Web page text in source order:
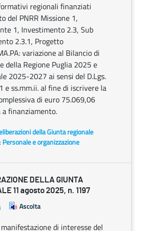
regionali finanziati
del PNRR Missione 1,
1, Investimento 2.3, Sub
2.3.1, Progetto
variazione al Bilancio di
della Regione Puglia 2025 e
2025-2027 ai sensi del D.Lgs.
e ss.mm.ii. al fine di iscrivere la
di euro 75.069,06
a finanziamento.
della Giunta regionale
Personale e organizzazione
DELLA GIUNTA
11 agosto 2025, n. 1197
Ascolta
di interesse del